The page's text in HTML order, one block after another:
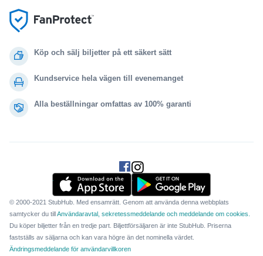
Köp och sälj biljetter på ett säkert sätt
Kundservice hela vägen till evenemanget
Alla beställningar omfattas av 100% garanti
© 2000-2021 StubHub. Med ensamrätt. Genom att använda denna webbplats
samtycker du tillAnvändaravtal, sekretessmeddelande och meddelande om cookies.
Du köper biljetter från en tredje part. Biljettförsäljaren är inte StubHub. Priserna
fastställs av säljarna och kan vara högre än det nominella värdet.
Ändringsmeddelande för användarvillkoren
.